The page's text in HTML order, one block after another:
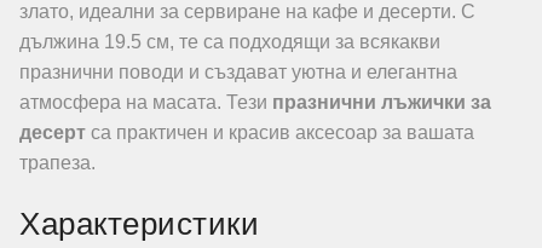
злато, идеални за сервиране на кафе и десерти. С
дължина 19.5 см, те са подходящи за всякакви
празнични поводи и създават уютна и елегантна
атмосфера на масата. Тези празнични лъжички за
десерт са практичен и красив аксесоар за вашата
трапеза.
Характеристики